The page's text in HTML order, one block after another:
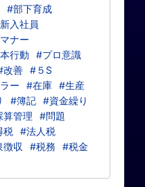
#部下育成
入社員
ナー
行動
#プロ意識
改善 #５S
ー #在庫 #生産
#簿記 #資金繰り
算管理
#問題
税 #法人税
徴収 #税務
#税金